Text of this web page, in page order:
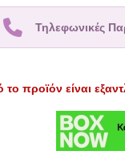
Τηλεφωνικές
το προϊόν είναι